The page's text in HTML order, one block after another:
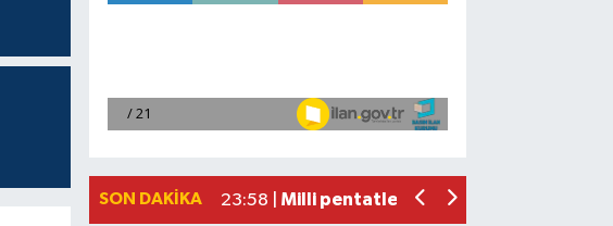
SON DAKIKA
Mersin'de uyuşturucu
23:58 | Milli pentatletler Kıvanç Taşyaran ve